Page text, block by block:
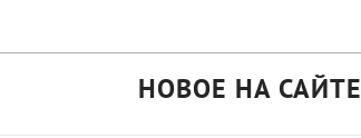
НОВОЕ НА САЙТЕ